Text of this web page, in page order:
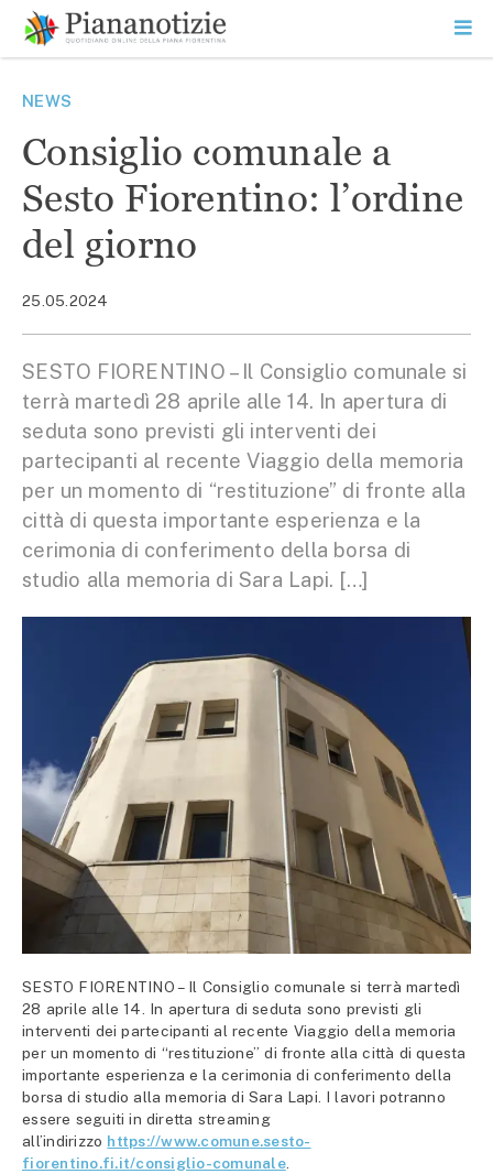
contenuto
SEARCH
NEWS
Consiglio comunale a
Sesto Fiorentino: l’ordine
del giorno
25.05.2024
SESTO FIORENTINO – Il Consiglio comunale si
terrà martedì 28 aprile alle 14. In apertura di
seduta sono previsti gli interventi dei
partecipanti al recente Viaggio della memoria
per un momento di “restituzione” di fronte alla
città di questa importante esperienza e la
cerimonia di conferimento della borsa di
studio alla memoria di Sara Lapi. […]
SESTO FIORENTINO – Il Consiglio comunale si terrà martedì
28 aprile alle 14. In apertura di seduta sono previsti gli
interventi dei partecipanti al recente Viaggio della memoria
per un momento di “restituzione” di fronte alla città di questa
importante esperienza e la cerimonia di conferimento della
borsa di studio alla memoria di Sara Lapi. I lavori potranno
essere seguiti in diretta streaming
all’indirizzo https://www.comune.sesto-
fiorentino.fi.it/consiglio-comunale.